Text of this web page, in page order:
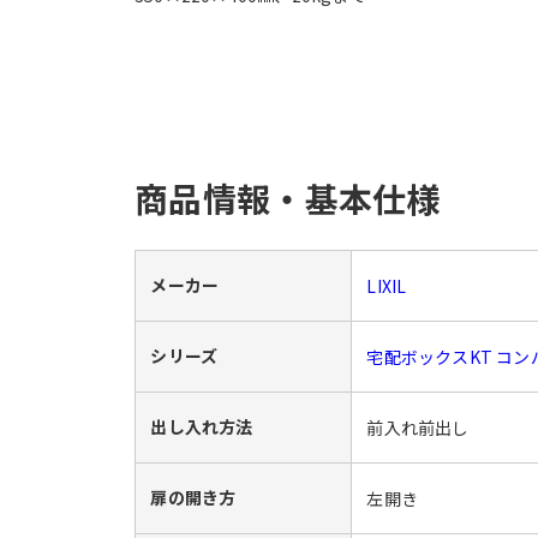
商品情報・基本仕様
メーカー LIXIL
シリーズ 宅配ボックスKT コン
出し入れ方法 前入れ前出し
扉の開き方 左開き